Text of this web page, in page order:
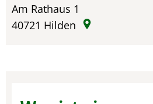
Am Rathaus 1
40721 Hilden